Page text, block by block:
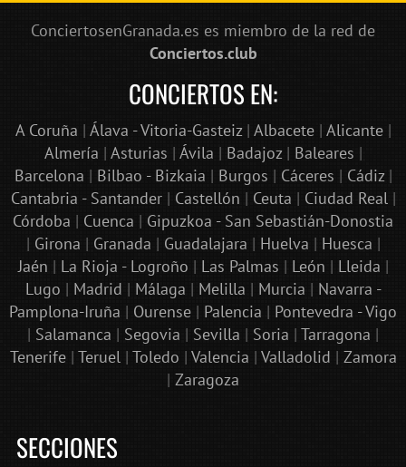
ConciertosenGranada.es es miembro de la red de
Conciertos.club
CONCIERTOS EN:
A Coruña | Álava - Vitoria-Gasteiz| Albacete| Alicante|
Almería | Asturias | Ávila | Badajoz| Baleares |
Barcelona | Bilbao - Bizkaia | Burgos | Cáceres | Cádiz|
Cantabria - Santander| Castellón | Ceuta | Ciudad Real|
Córdoba | Cuenca | Gipuzkoa - San Sebastián-Donostia
| Girona | Granada | Guadalajara | Huelva | Huesca |
Jaén | La Rioja - Logroño | Las Palmas | León | Lleida |
Lugo | Madrid | Málaga | Melilla | Murcia | Navarra -
Pamplona-Iruña | Ourense | Palencia | Pontevedra - Vigo
| Salamanca | Segovia | Sevilla | Soria | Tarragona |
Tenerife| Teruel| Toledo | Valencia | Valladolid | Zamora
| Zaragoza
SECCIONES